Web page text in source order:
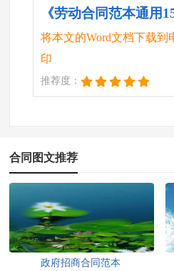
《劳动合同范本通用
将本文的Word文档下载到
印
推荐度：
合同图文推荐
政府招商合同范本